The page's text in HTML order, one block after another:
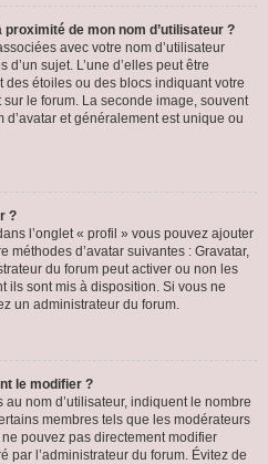
de mon nom d’utilisateur ?
avec votre nom d’utilisateur
sujet. L’une d’elles peut être
étoiles ou des blocs indiquant votre
le forum. La seconde image, souvent
et généralement est unique ou
?
l’onglet « profil » vous pouvez ajouter
méthodes d’avatar suivantes : Gravatar,
du forum peut activer ou non les
ils sont mis à disposition. Si vous ne
un administrateur du forum.
le modifier ?
nom d’utilisateur, indiquent le nombre
membres tels que les modérateurs
pouvez pas directement modifier
par l’administrateur du forum. Évitez de